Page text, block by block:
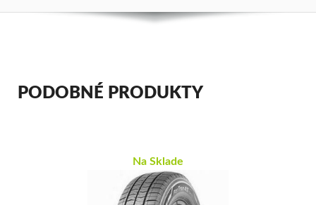
PODOBNÉ PRODUKTY
Na Sklade